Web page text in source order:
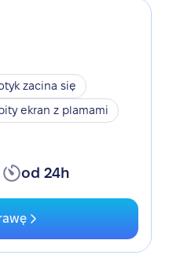
zacina się
ekran z plamami
od 24h